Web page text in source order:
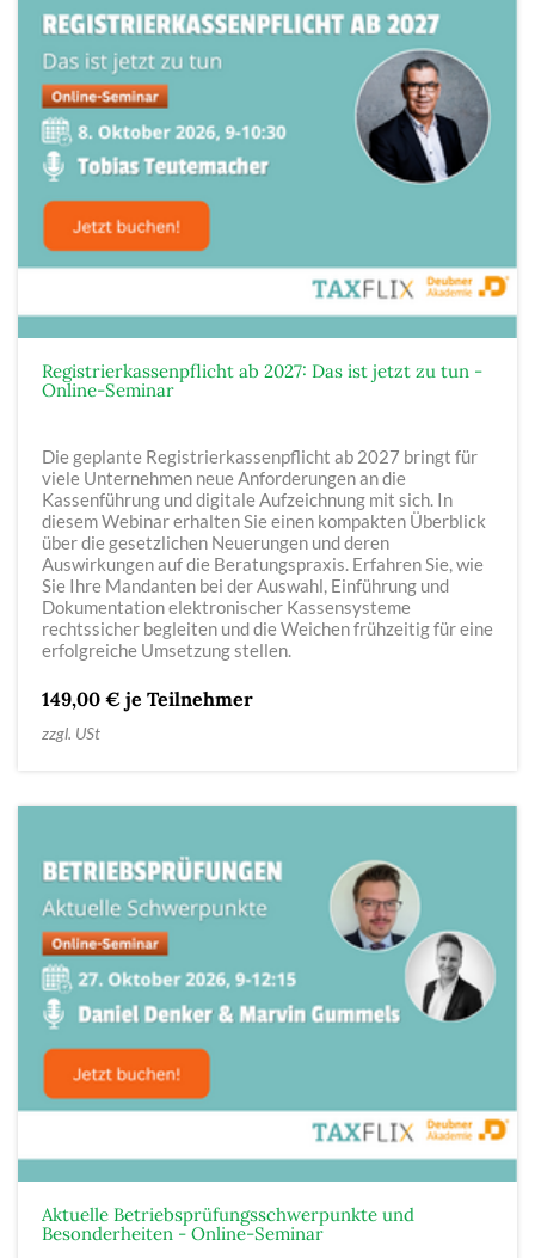
Registrierkassenpflicht ab 2027: Das ist jetzt zu tun -
Online-Seminar
Die geplante Registrierkassenpflicht ab 2027 bringt für
viele Unternehmen neue Anforderungen an die
Kassenführung und digitale Aufzeichnung mit sich. In
diesem Webinar erhalten Sie einen kompakten Überblick
über die gesetzlichen Neuerungen und deren
Auswirkungen auf die Beratungspraxis. Erfahren Sie, wie
Sie Ihre Mandanten bei der Auswahl, Einführung und
Dokumentation elektronischer Kassensysteme
rechtssicher begleiten und die Weichen frühzeitig für eine
erfolgreiche Umsetzung stellen.
149,00 € je Teilnehmer
zzgl. USt
Aktuelle Betriebsprüfungsschwerpunkte und
Besonderheiten - Online-Seminar